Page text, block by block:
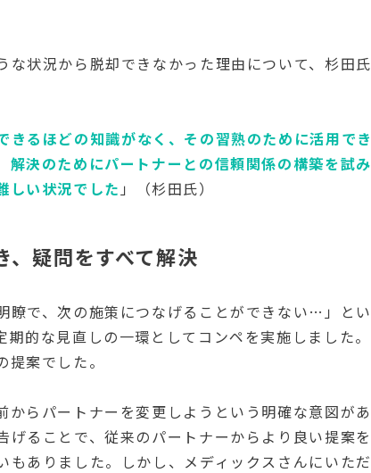
な状況から脱却できなかった理由について、杉田氏
きるほどの知識がなく、その習熟のために活用でき
解決のためにパートナーとの信頼関係の構築を試み
しい状況でした 」（杉田氏）
疑問をすべて解決
瞭で、次の施策につなげることができない…」とい
的な見直しの一環としてコンペを実施しました。
案でした。
からパートナーを変更しようという明確な意図があ
げることで、従来のパートナーからより良い提案を
もありました。しかし、メディックスさんにいただ